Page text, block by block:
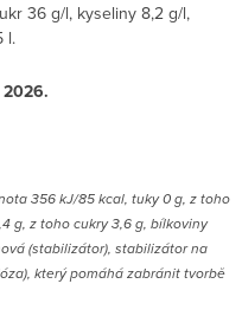
36 g/l, kyseliny 8,2 g/l,
l.
356 kJ/85 kcal, tuky 0 g, z toho
g, z toho cukry 3,6 g, bílkoviny
(stabilizátor), stabilizátor na
který pomáhá zabránit tvorbě